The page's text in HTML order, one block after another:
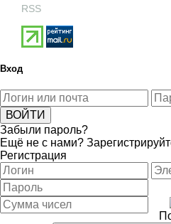
RSS
Вход
Забыли пароль?
Ещё не с нами?
Регистрация